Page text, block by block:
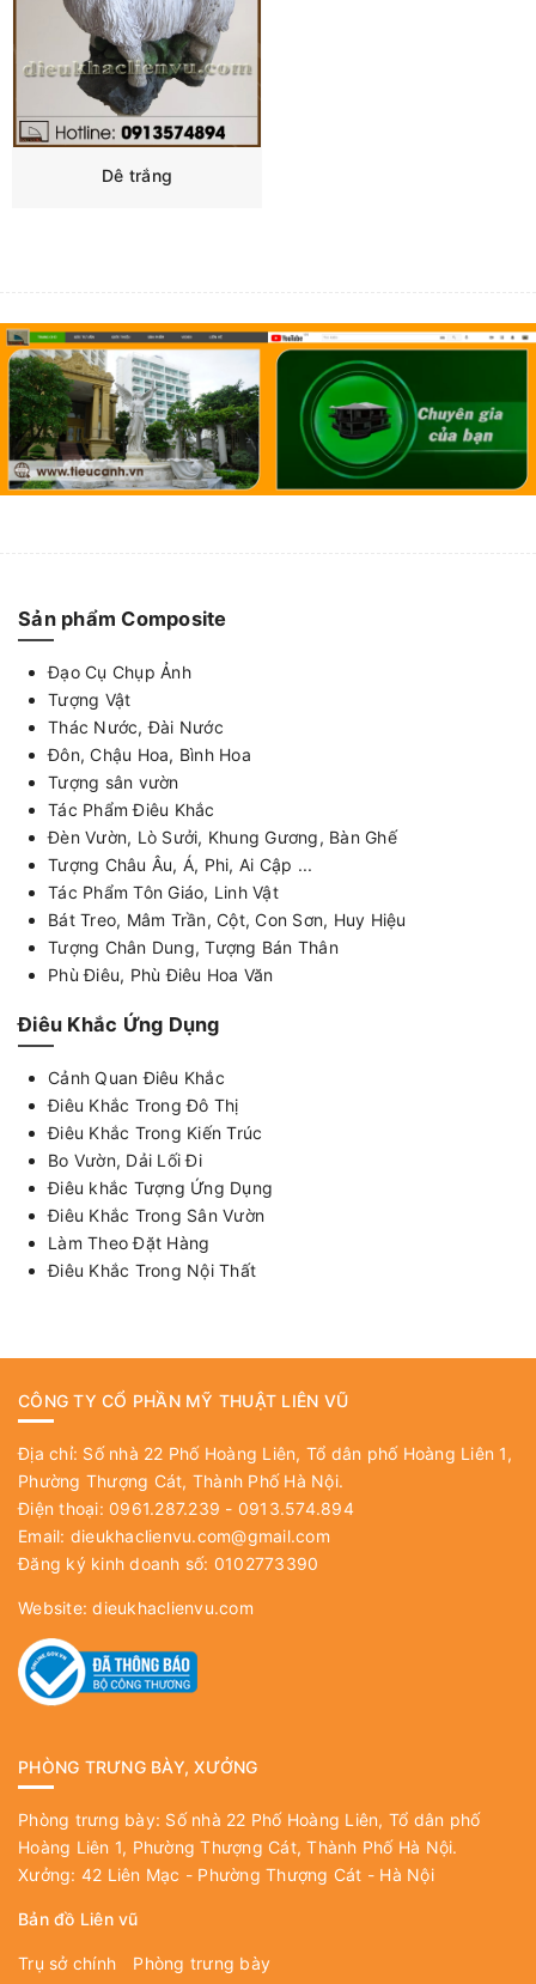
Dê trắng
Sản phẩm Composite
Đạo Cụ Chụp Ảnh
Tượng Vật
Thác Nước, Đài Nước
Đôn, Chậu Hoa, Bình Hoa
Tượng sân vườn
Tác Phẩm Điêu Khắc
Đèn Vườn, Lò Sưởi, Khung Gương, Bàn Ghế
Tượng Châu Âu, Á, Phi, Ai Cập ...
Tác Phẩm Tôn Giáo, Linh Vật
Bát Treo, Mâm Trần, Cột, Con Sơn, Huy Hiệu
Tượng Chân Dung, Tượng Bán Thân
Phù Điêu, Phù Điêu Hoa Văn
Điêu Khắc Ứng Dụng
Cảnh Quan Điêu Khắc
Điêu Khắc Trong Đô Thị
Điêu Khắc Trong Kiến Trúc
Bo Vườn, Dải Lối Đi
Điêu khắc Tượng Ứng Dụng
Điêu Khắc Trong Sân Vườn
Làm Theo Đặt Hàng
Điêu Khắc Trong Nội Thất
CÔNG TY CỔ PHẦN MỸ THUẬT LIÊN VŨ
Địa chỉ: Số nhà 22 Phố Hoàng Liên, Tổ dân phố Hoàng Liên 1,
Phường Thượng Cát, Thành Phố Hà Nội.
Điện thoại: 0961.287.239 - 0913.574.894
Email: dieukhaclienvu.com@gmail.com
Đăng ký kinh doanh số: 0102773390
Website:dieukhaclienvu.com
PHÒNG TRƯNG BÀY, XƯỞNG
Phòng trưng bày: Số nhà 22 Phố Hoàng Liên, Tổ dân phố
Hoàng Liên 1, Phường Thượng Cát, Thành Phố Hà Nội.
Xưởng: 42 Liên Mạc - Phường Thượng Cát - Hà Nội
Bản đồ Liên vũ
Trụ sở chính Phòng trưng bày